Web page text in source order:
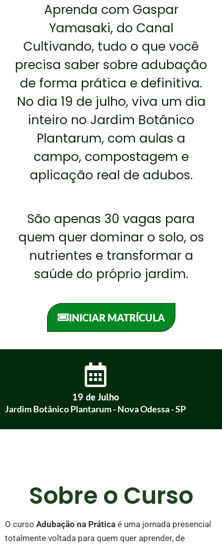
Aprenda com Gaspar
Yamasaki, do Canal
Cultivando, tudo o que você
precisa saber sobre adubação
de forma prática e definitiva.
No dia 19 de julho, viva um dia
inteiro no Jardim Botânico
Plantarum, com aulas a
campo, compostagem e
aplicação real de adubos.
São apenas 30 vagas para
quem quer dominar o solo, os
nutrientes e transformar a
saúde do próprio jardim.
INICIAR MATRÍCULA
19 de Julho
Jardim Botânico Plantarum - Nova Odessa - SP
Sobre o Curso
O curso Adubação na Prática é uma jornada presencial
totalmente voltada para quem quer aprender, de